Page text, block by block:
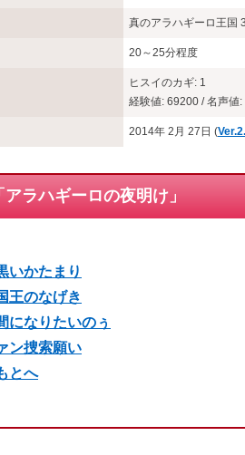
真のアラハギーロ王国
20～25分程度
ヒスイのカギ: 1
経験値: 69200 / 名声値:
2014年 2月 27日 (
ラハギーロの夜明け」
いかたまり
王のなげき
になりたいのぅ
ン捜索願い
とへ